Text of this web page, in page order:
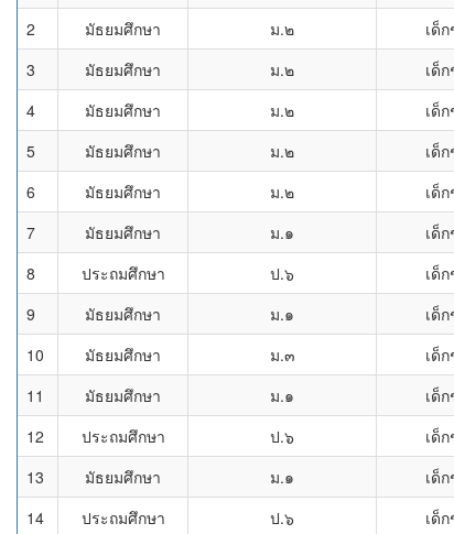
2
มัธยมศึกษา ม.๒ เด็
3
มัธยมศึกษา ม.๒ เด็
4
มัธยมศึกษา ม.๒ เด็
5
มัธยมศึกษา ม.๒ เด็
6
มัธยมศึกษา ม.๒ เด็
7
มัธยมศึกษา ม.๑ เด็
8
ประถมศึกษา ป.๖ เด็
9
มัธยมศึกษา ม.๑ เด็
10
มัธยมศึกษา ม.๓ เด็
11
มัธยมศึกษา ม.๑ เด็
12
ประถมศึกษา ป.๖ เด็
13
มัธยมศึกษา ม.๑ เด็
14
ประถมศึกษา ป.๖ เด็